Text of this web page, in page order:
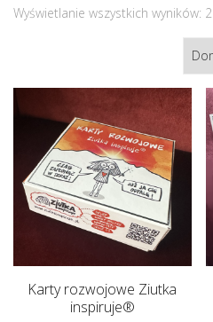
Wyświetlanie wszystkich wyników: 2
Karty rozwojowe Ziutka
inspiruje®